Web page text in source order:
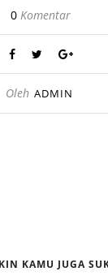
0 Komentar
Oleh ADMIN
KAMU JUGA